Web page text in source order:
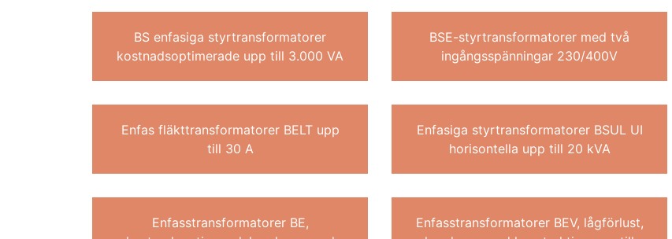
BS enfasiga styrtransformatorer
kostnadsoptimerade upp till 3.000 VA
BSE-styrtransformatorer med två
ingångsspänningar 230/400V
Enfas fläkttransformatorer BELT upp
till 30 A
Enfasiga styrtransformatorer BSUL UI
horisontella upp till 20 kVA
Enfasstransformatorer BE,
Enfasstransformatorer BEV, lågförlust,